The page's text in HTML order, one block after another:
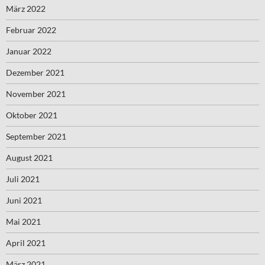
März 2022
Februar 2022
Januar 2022
Dezember 2021
November 2021
Oktober 2021
September 2021
August 2021
Juli 2021
Juni 2021
Mai 2021
April 2021